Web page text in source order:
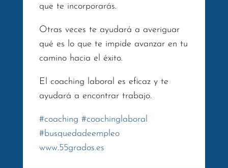
que te incorporarás.
Otras veces te ayudará a averiguar
qué es lo que te impide avanzar en tu
camino hacia el éxito.
El coaching laboral es eficaz y te
ayudará a encontrar trabajo.
#coaching #coachinglaboral
#busquedadeempleo
www.55grados.es